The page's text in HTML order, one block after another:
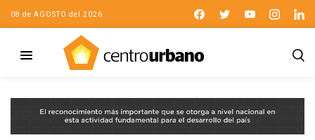
08 de AGOSTO del 2026